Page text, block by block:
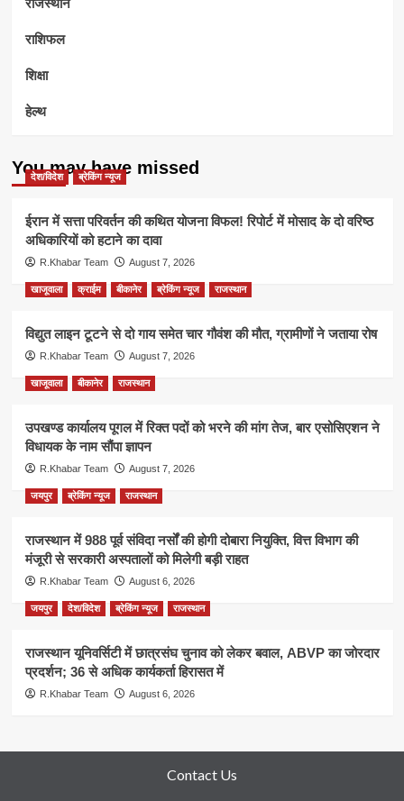
राशिफल
शिक्षा
हेल्थ
You may have missed
देश/विदेश ब्रेकिंग न्यूज
ईरान में सत्ता परिवर्तन की कथित योजना विफल! रिपोर्ट में मोसाद के दो वरिष्ठ
अधिकारियों को हटाने का दावा
R.Khabar Team August 7, 2026
खाजूवाला क्राईम बीकानेर ब्रेकिंग न्यूज राजस्थान
विद्युत लाइन टूटने से दो गाय समेत चार गौवंश की मौत, ग्रामीणों ने जताया रोष
R.Khabar Team August 7, 2026
खाजूवाला बीकानेर राजस्थान
उपखण्ड कार्यालय पूगल में रिक्त पदों को भरने की मांग तेज, बार एसोसिएशन ने
विधायक के नाम सौंपा ज्ञापन
R.Khabar Team August 7, 2026
जयपुर ब्रेकिंग न्यूज राजस्थान
राजस्थान में 988 पूर्व संविदा नर्सों की होगी दोबारा नियुक्ति, वित्त विभाग की
मंजूरी से सरकारी अस्पतालों को मिलेगी बड़ी राहत
R.Khabar Team August 6, 2026
जयपुर देश/विदेश ब्रेकिंग न्यूज राजस्थान
राजस्थान यूनिवर्सिटी में छात्रसंघ चुनाव को लेकर बवाल, ABVP का जोरदार
प्रदर्शन; 36 से अधिक कार्यकर्ता हिरासत में
R.Khabar Team August 6, 2026
Contact Us